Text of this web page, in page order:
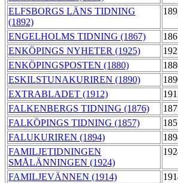
ELFSBORGS LÄNS TIDNING
(1892)
ENGELHOLMS TIDNING (1867)
ENKÖPINGS NYHETER (1925)
ENKÖPINGSPOSTEN (1880)
ESKILSTUNAKURIREN (1890)
EXTRABLADET (1912)
FALKENBERGS TIDNING (1876)
FALKÖPINGS TIDNING (1857)
FALUKURIREN (1894)
FAMILJETIDNINGEN
SMÅLÄNNINGEN (1924)
FAMILJEVÄNNEN (1914)